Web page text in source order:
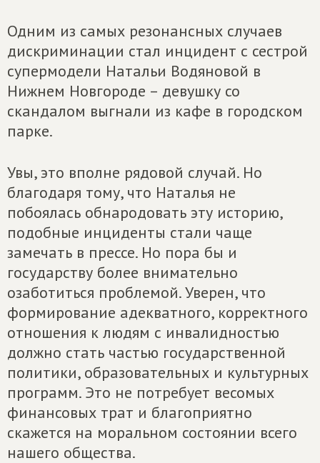
Одним из самых резонансных случаев
дискриминации стал инцидент с сестрой
супермодели Натальи Водяновой в
Нижнем Новгороде – девушку со
скандалом выгнали из кафе в городском
парке.
Увы, это вполне рядовой случай. Но
благодаря тому, что Наталья не
побоялась обнародовать эту историю,
подобные инциденты стали чаще
замечать в прессе. Но пора бы и
государству более внимательно
озаботиться проблемой. Уверен, что
формирование адекватного, корректного
отношения к людям с инвалидностью
должно стать частью государственной
политики, образовательных и культурных
программ. Это не потребует весомых
финансовых трат и благоприятно
скажется на моральном состоянии всего
нашего общества.